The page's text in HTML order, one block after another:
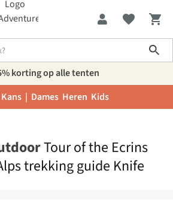
korting op alle tenten
| Dames Heren Kids
Tour of the Ecrins
trekking guide Knife